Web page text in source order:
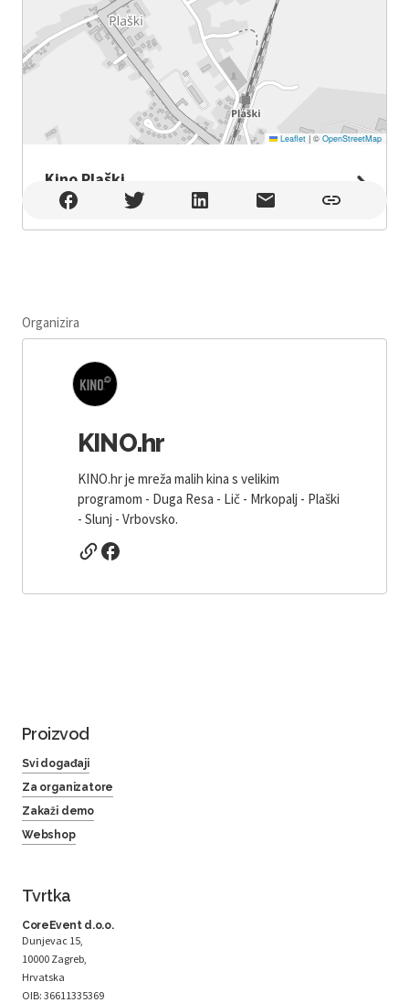
Leaflet |© OpenStreetMap
Kino Plaški
Kino Plaški , Plaški
Organizira
KINO.hr
KINO.hr je mreža malih kina s velikim
programom - Duga Resa - Lič - Mrkopalj - Plaški
- Slunj - Vrbovsko.
Proizvod
Svi događaji
Za organizatore
Zakaži demo
Webshop
Tvrtka
CoreEvent d.o.o.
Dunjevac 15,
10000 Zagreb,
Hrvatska
OIB: 36611335369